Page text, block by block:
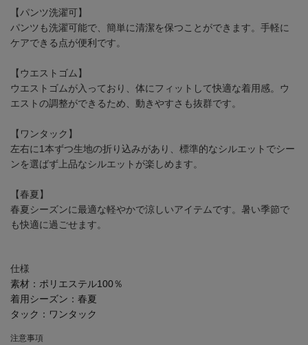
【パンツ洗濯可】
パンツも洗濯可能で、簡単に清潔を保つことができます。手軽に
ケアできる点が便利です。
【ウエストゴム】
ウエストゴムが入っており、体にフィットして快適な着用感。ウ
エストの調整ができるため、動きやすさも抜群です。
【ワンタック】
左右に1本ずつ生地の折り込みがあり、標準的なシルエットでシー
ンを選ばず上品なシルエットが楽しめます。
【春夏】
春夏シーズンに最適な軽やかで涼しいアイテムです。暑い季節で
も快適に過ごせます。
仕様
素材： ポリエステル100％
着用シーズン： 春夏
タック： ワンタック
注意事項